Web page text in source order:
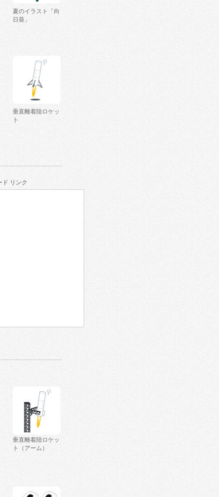
夏のイラスト「向
日葵」
垂直離着陸ロケッ
ト
ド リンク
垂直離着陸ロケッ
ト（アーム）